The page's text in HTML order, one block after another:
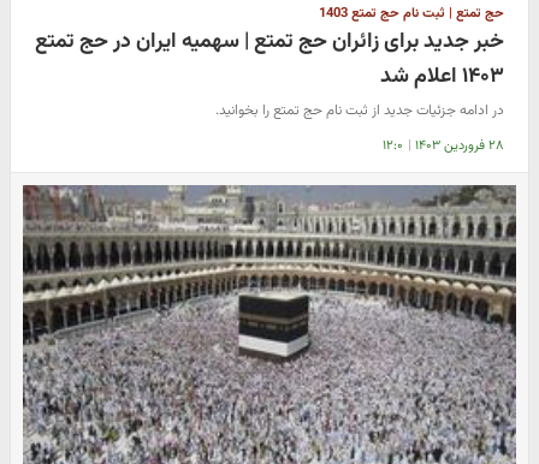
حج تمتع | ثبت نام حج تمتع 1403
خبر جدید برای زائران حج تمتع | سهمیه ایران در حج تمتع
۱۴۰۳ اعلام شد
در ادامه جزئیات جدید از ثبت نام حج تمتع را بخوانید.
۲۸ فروردین ۱۴۰۳ | ۱۲:۰